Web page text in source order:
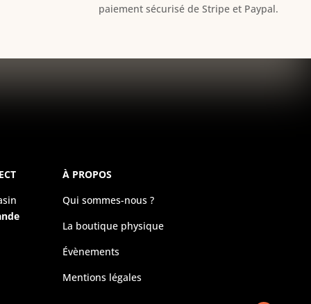
paiement sécurisé de Stripe et Paypal.
À PROPOS
Qui sommes-nous ?
La boutique physique
Évènements
Mentions légales